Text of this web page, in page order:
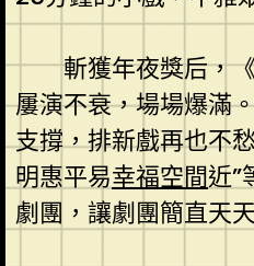
斬獲年夜獎后，
屢演不衰，場場爆滿
支撐，排新戲再也不
明惠平易幸福空間近”
劇團，讓劇團簡直天